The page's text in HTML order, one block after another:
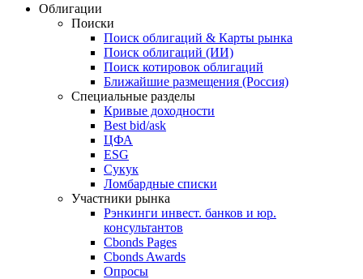
Облигации
Поиски
Поиск облигаций & Карты рынка
Поиск облигаций (ИИ)
Поиск котировок облигаций
Ближайшие размещения (Россия)
Специальные разделы
Кривые доходности
Best bid/ask
ЦФА
ESG
Сукук
Ломбардные списки
Участники рынка
Рэнкинги инвест. банков и юр.
консультантов
Cbonds Pages
Cbonds Awards
Опросы